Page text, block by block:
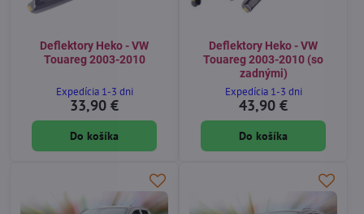
Deflektory Heko - VW
Touareg 2003-2010
Expedícia 1-3 dni
33,90 €
Do košíka
Deflektory Heko - VW
Touareg 2003-2010 (so
zadnými)
Expedícia 1-3 dni
43,90 €
Do košíka